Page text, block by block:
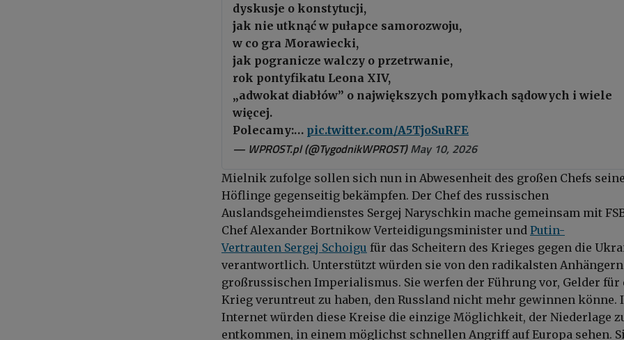
dyskusje o konstytucji,
jak nie utknąć w pułapce samorozwoju,
w co gra Morawiecki,
jak pogranicze walczy o przetrwanie,
rok pontyfikatu Leona XIV,
„adwokat diabłów” o największych pomyłkach sądowych i wiele
więcej.
Polecamy:… pic.twitter.com/A5TjoSuRFE
— WPROST.pl (@TygodnikWPROST)May 10, 2026
Mielnik zufolge sollen sich nun in Abwesenheit des großen Chefs seine
Höflinge gegenseitig bekämpfen. Der Chef des russischen
Auslandsgeheimdienstes Sergej Naryschkin mache gemeinsam mit
Chef Alexander Bortnikow Verteidigungsminister und Putin-
Vertrauten Sergej Schoigu für das Scheitern des Krieges gegen die
verantwortlich. Unterstützt würden sie von den radikalsten Anhängern
großrussischen Imperialismus. Sie werfen der Führung vor, Gelder für
Krieg veruntreut zu haben, den Russland nicht mehr gewinnen könne.
Internet würden diese Kreise die einzige Möglichkeit, der Niederlage
entkommen, in einem möglichst schnellen Angriff auf Europa sehen.